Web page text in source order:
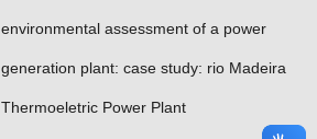
environmental assessment of a power
generation plant: case study: rio Madeira
Thermoeletric Power Plant